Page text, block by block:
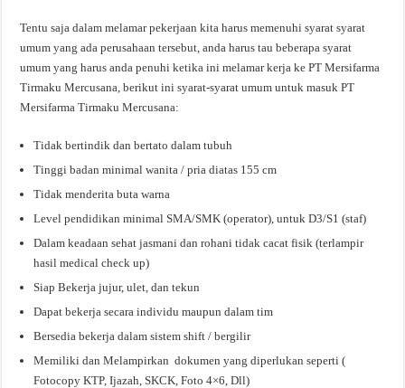
Tentu saja dalam melamar pekerjaan kita harus memenuhi syarat syarat
umum yang ada perusahaan tersebut, anda harus tau beberapa syarat
umum yang harus anda penuhi ketika ini melamar kerja ke PT Mersifarma
Tirmaku Mercusana, berikut ini syarat-syarat umum untuk masuk PT
Mersifarma Tirmaku Mercusana:
Tidak bertindik dan bertato dalam tubuh
Tinggi badan minimal wanita / pria diatas 155 cm
Tidak menderita buta warna
Level pendidikan minimal SMA/SMK (operator), untuk D3/S1 (staf)
Dalam keadaan sehat jasmani dan rohani tidak cacat fisik (terlampir
hasil medical check up)
Siap Bekerja jujur, ulet, dan tekun
Dapat bekerja secara individu maupun dalam tim
Bersedia bekerja dalam sistem shift / bergilir
Memiliki dan Melampirkan dokumen yang diperlukan seperti (
Fotocopy KTP, Ijazah, SKCK, Foto 4×6, Dll)